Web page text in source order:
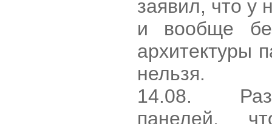
заявил, что у
и вообще
архитектуры
нельзя.
14.08.
панелей,